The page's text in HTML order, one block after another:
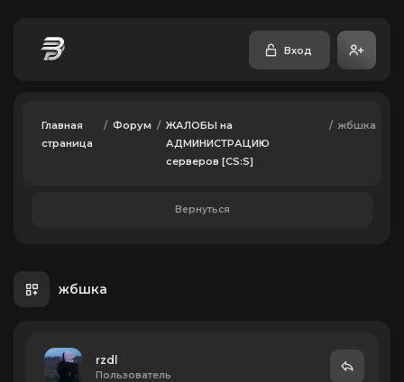
Вход
Главная
страница
/ Форум / ЖАЛОБЫ на
АДМИНИСТРАЦИЮ
серверов [CS:S]
/ жбшка
Вернуться
жбшка
rzdl
Пользователь